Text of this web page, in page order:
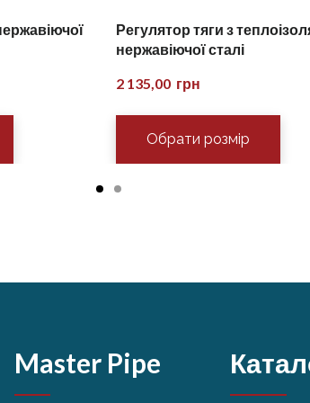
Регулятор тяги з
нержавіючої сталі
2 135,00  грн
Обрати розмір
Master Pipe